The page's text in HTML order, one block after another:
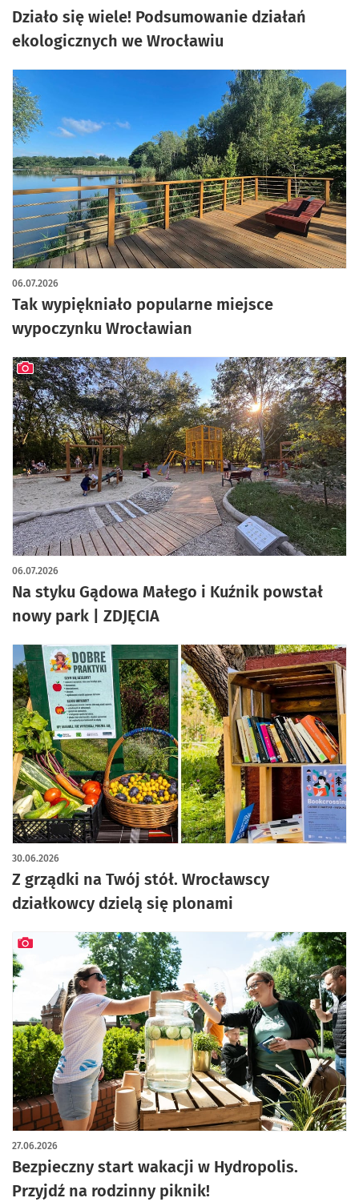
Działo się wiele! Podsumowanie działań
ekologicznych we Wrocławiu
Tak wypiękniało popularne miejsce
wypoczynku Wrocławian
06.07.2026
Na styku Gądowa Małego i Kuźnik powstał
nowy park | ZDJĘCIA
06.07.2026
artykuł z galerią zdjęć
Z grządki na Twój stół. Wrocławscy
działkowcy dzielą się plonami
30.06.2026
Bezpieczny start wakacji w Hydropolis.
Przyjdź na rodzinny piknik!
27.06.2026
artykuł z galerią zdjęć